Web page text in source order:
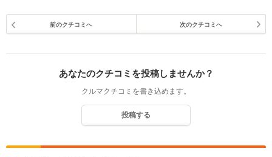
前のクチコミへ 次のクチコミへ
あなたのクチコミを投稿しませんか？
クルマクチコミを書き込めます。
投稿する